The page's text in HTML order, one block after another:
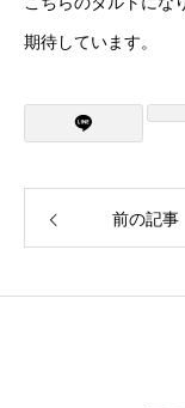
RECRUIT
採用エントリー
期待しています。
前の記事